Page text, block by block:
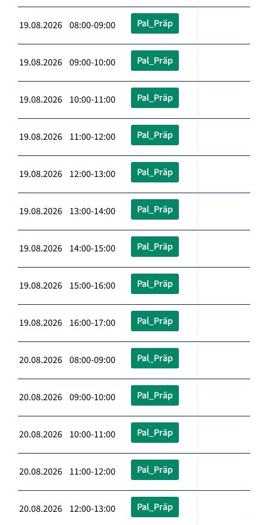
19.08.2026 08:00-09:00 Pal_Präp
19.08.2026 09:00-10:00 Pal_Präp
19.08.2026 10:00-11:00 Pal_Präp
19.08.2026 11:00-12:00 Pal_Präp
19.08.2026 12:00-13:00 Pal_Präp
19.08.2026 13:00-14:00 Pal_Präp
19.08.2026 14:00-15:00 Pal_Präp
19.08.2026 15:00-16:00 Pal_Präp
19.08.2026 16:00-17:00 Pal_Präp
20.08.2026 08:00-09:00 Pal_Präp
20.08.2026 09:00-10:00 Pal_Präp
20.08.2026 10:00-11:00 Pal_Präp
20.08.2026 11:00-12:00 Pal_Präp
20.08.2026 12:00-13:00 Pal_Präp